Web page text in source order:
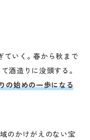
ていく。春から秋まで
酒造りに没頭する。
の始めの一歩になる
のかけがえのない宝